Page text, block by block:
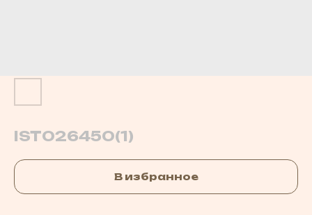
IST026450(1)
В избранное